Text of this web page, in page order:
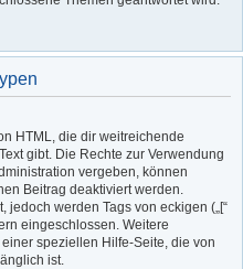
HTML, die dir weitreichende
gibt. Die Rechte zur Verwendung
vergeben, können
Beitrag deaktiviert werden.
jedoch werden Tags von eckigen („[“
eingeschlossen. Weitere
speziellen Hilfe-Seite, die von
ist.